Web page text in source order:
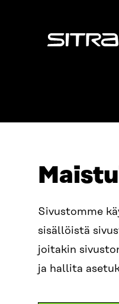
Sivustomme
sisällöistä
joitakin
ja hallita
Sitra
ADDRESS
160,
00181
How to get
BUSINESS ID